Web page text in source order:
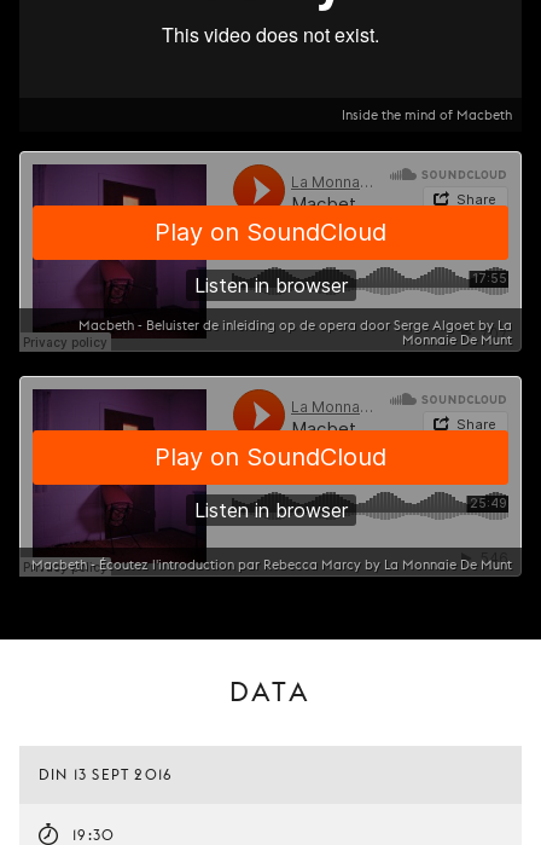
Inside the mind of Macbeth
Macbeth - Beluister de inleiding op de opera door Serge Algoet by La
Monnaie De Munt
Macbeth - Écoutez l'introduction par Rebecca Marcy by La Monnaie De Munt
DATA
DIN 13 SEPT 2016
19:30